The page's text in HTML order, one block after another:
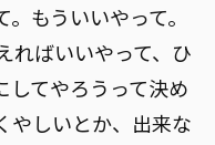
もういいやって。
ればいいやって、ひ
してやろうって決め
やしいとか、出来な